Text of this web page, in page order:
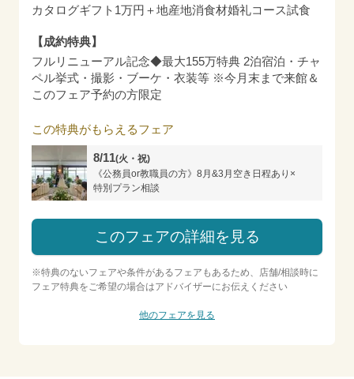
カタログギフト1万円＋地産地消食材婚礼コース試食
【成約特典】
フルリニューアル記念◆最大155万特典 2泊宿泊・チャ
ペル挙式・撮影・ブーケ・衣装等 ※今月末まで来館＆
このフェア予約の方限定
この特典がもらえるフェア
8/11(火・祝)
《公務員or教職員の方》8月&3月空き日程あり×
特別プラン相談
このフェアの詳細を見る
※特典のないフェアや条件があるフェアもあるため、店舗/相談時に
フェア特典をご希望の場合はアドバイザーにお伝えください
他のフェアを見る